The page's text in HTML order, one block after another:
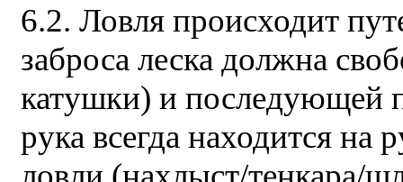
6.2. Ловля происходит
заброса леска должна
катушки) и последующей
рука всегда находится